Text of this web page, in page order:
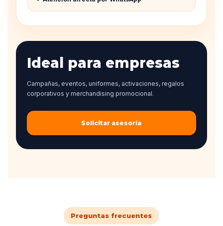
Ideal para empresas
Campañas, eventos, uniformes, activaciones, regalos
corporativos y merchandising promocional.
Solicitar asesoría
Preguntas frecuentes